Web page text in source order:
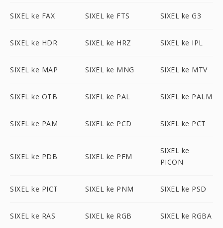
SIXEL ke FAX SIXEL ke FTS SIXEL ke G3
SIXEL ke HDR SIXEL ke HRZ SIXEL ke IPL
SIXEL ke MAP SIXEL ke MNG SIXEL ke MTV
SIXEL ke OTB SIXEL ke PAL SIXEL ke PALM
SIXEL ke PAM SIXEL ke PCD SIXEL ke PCT
SIXEL ke PDB SIXEL ke PFM
SIXEL ke
PICON
SIXEL ke PICT SIXEL ke PNM SIXEL ke PSD
SIXEL ke RAS SIXEL ke RGB SIXEL ke RGBA